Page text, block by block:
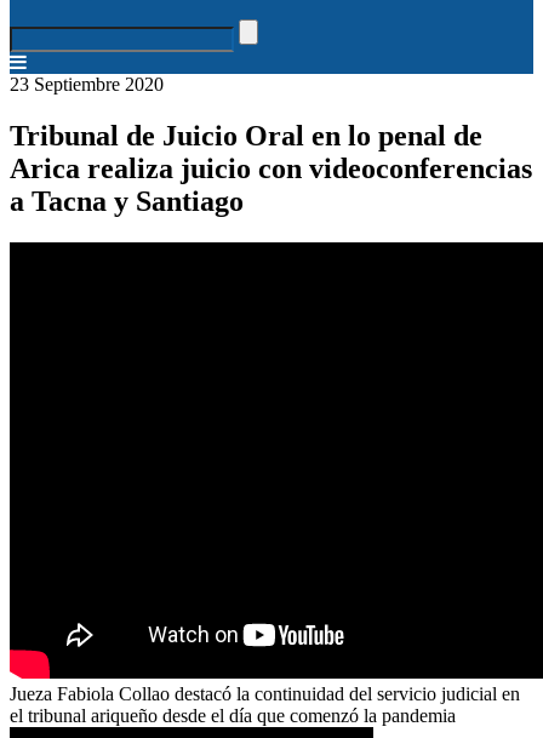
23 Septiembre 2020
Tribunal de Juicio Oral en lo penal de
Arica realiza juicio con videoconferencias
a Tacna y Santiago
Jueza Fabiola Collao destacó la continuidad del servicio judicial en
el tribunal ariqueño desde el día que comenzó la pandemia